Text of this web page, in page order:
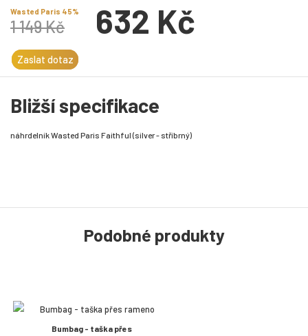
Wasted Paris 45%
1 149 Kč 632 Kč
Zaslat dotaz
Bližší specifikace
náhrdelník Wasted Paris Faithful (silver - stříbrný)
Podobné produkty
Bumbag - taška přes